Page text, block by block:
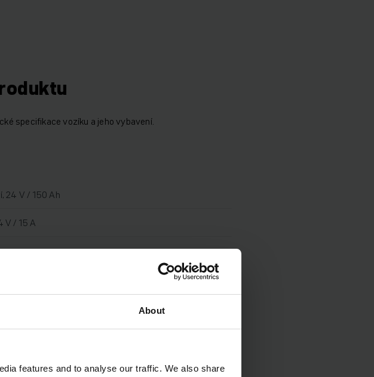
About
features and to analyse our traffic. We also share
specifikace vozíku a jeho vybavení.
24 V / 150 Ah
V / 15 A